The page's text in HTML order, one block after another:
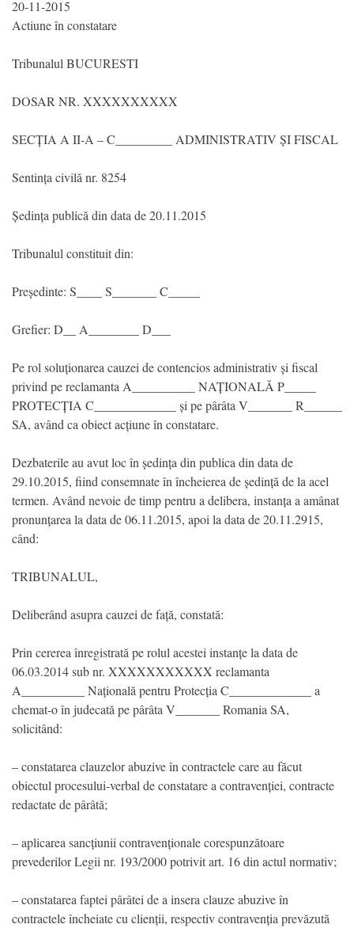
20-11-2015
Actiune în constatare
Tribunalul BUCURESTI
DOSAR NR. XXXXXXXXXX
SECȚIA A II-A – C_________ ADMINISTRATIV ȘI FISCAL
Sentința civilă nr. 8254
Ședința publică din data de 20.11.2015
Tribunalul constituit din:
Președinte: S____ S_______ C_____
Grefier: D__ A________ D___
Pe rol soluționarea cauzei de contencios administrativ și fiscal
privind pe reclamanta A__________ NAȚIONALĂ P_____
PROTECȚIA C_____________ și pe pârâta V_______ R______
SA, având ca obiect acțiune în constatare.
Dezbaterile au avut loc în ședința din publica din data de
29.10.2015, fiind consemnate în încheierea de ședință de la acel
termen. Având nevoie de timp pentru a delibera, instanța a amânat
pronunțarea la data de 06.11.2015, apoi la data de 20.11.2915,
când:
TRIBUNALUL,
Deliberând asupra cauzei de față, constată:
Prin cererea înregistrată pe rolul acestei instanțe la data de
06.03.2014 sub nr. XXXXXXXXXXX reclamanta
A__________ Națională pentru Protecția C_____________ a
chemat-o în judecată pe pârâta V_______ Romania SA,
solicitând:
– constatarea clauzelor abuzive în contractele care au făcut
obiectul procesului-verbal de constatare a contravenției, contracte
redactate de pârâtă;
– aplicarea sancțiunii contravenționale corespunzătoare
prevederilor Legii nr. 193/2000 potrivit art. 16 din actul normativ;
– constatarea faptei pârâtei de a insera clauze abuzive în
contractele încheiate cu clienții, respectiv contravenția prevăzută